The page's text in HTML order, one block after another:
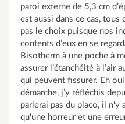
paroi externe de 5,3 cm
est aussi dans ce cas, tous
pas le choix puisque nos
contents d’eux en se
Bisotherm à une poche à
assurer l’étanchéité à l’air
qui peuvent fissurer. Eh
démarche, j’y réfléchis
parlerai pas du placo, il n'y
qu'une horreur et une